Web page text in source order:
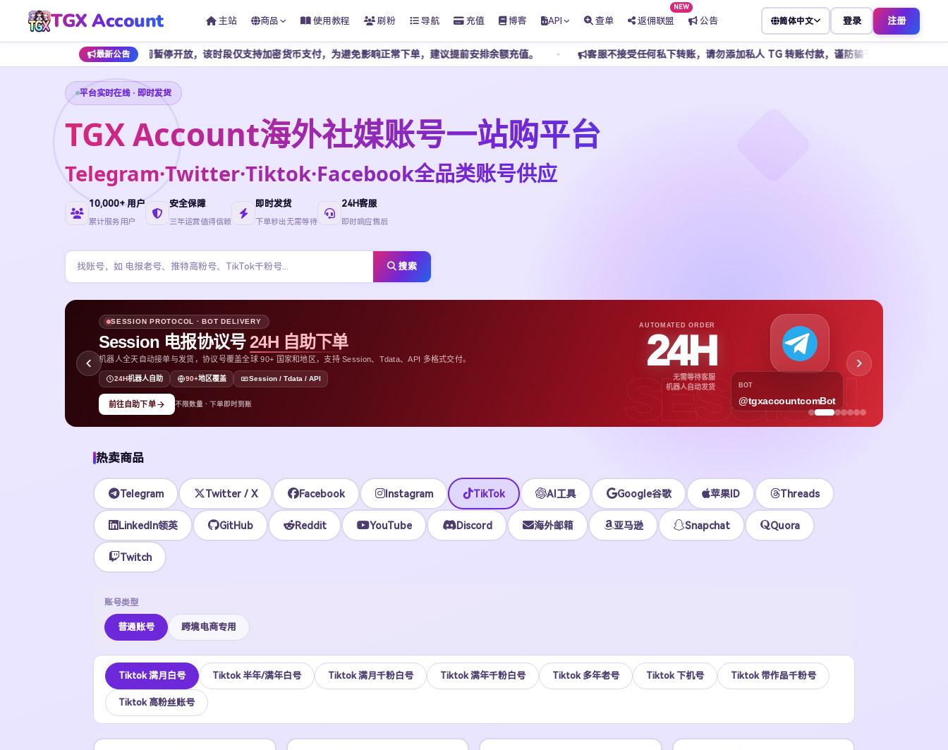
TGX Account 主站 商品 使用教程 刷粉 导航 充值 博客 API 查单 返佣联盟
NEW
公告 简体中文 登录 注册
最新公告
上 7 点期间暂停开放，该时段仅支持加密货币支付，为避免影响正常下单，建议提前安排余额充值。 客服不接受任何私下转账，请勿添加私人 TG 转账付款，谨防骗子冒充客服，所有操作请通过官方平台
平台实时在线 · 即时发货
TGX Account海外社媒账号一站购平台
Telegram·Twitter·Tiktok·Facebook全品类账号供应
10,000+ 用户
累计服务用户
安全保障
三年运营值得信赖
即时发货
下单秒出无需等待
24H客服
即时响应售后
搜索
SESSION PROTOCOL · BOT DELIVERY
Session 电报协议号24H 自助下单
机器人全天自动接单与发货，协议号覆盖全球 90+ 国家和地区，支持 Session、Tdata、API 多格式交付。
24H机器人自助 90+地区覆盖 Session / Tdata / API
前往自助下单 不限数量 · 下单即时到账 SESSION
AUTOMATED ORDER
24H
无需等待客服
机器人自动发货
BOT
@tgxaccountcomBot
热卖商品
Telegram Twitter / X Facebook Instagram TikTok AI工具 Google谷歌 苹果ID Threads
LinkedIn领英 GitHub Reddit YouTube Discord 海外邮箱 亚马逊 Snapchat Quora
Twitch
账号类型
普通账号 跨境电商专用
Tiktok 满月白号 Tiktok 半年/满年白号 Tiktok 满月千粉白号 Tiktok 满年千粉白号 Tiktok 多年老号 Tiktok 下机号 Tiktok 带作品千粉号
Tiktok 高粉丝账号